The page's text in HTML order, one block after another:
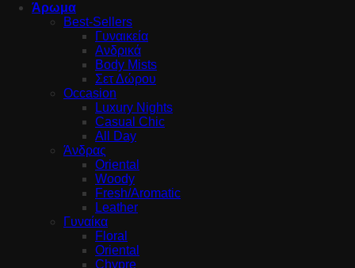
Άρωμα
Best-Sellers
Γυναικεία
Ανδρικά
Body Mists
Σετ Δώρου
Occasion
Luxury Nights
Casual Chic
All Day
Άνδρας
Oriental
Woody
Fresh/Aromatic
Leather
Γυναίκα
Floral
Oriental
Chypre